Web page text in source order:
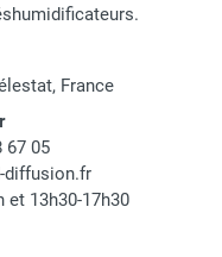
France
67 05
diffusion.fr
et 13h30-17h30